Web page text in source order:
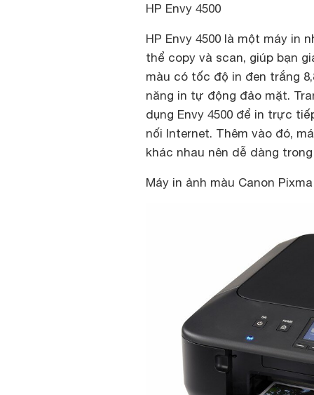
HP Envy 4500
HP Envy 4500 là một máy in
thể copy và scan, giúp bạn
màu có tốc độ in đen trắng
năng in tự động đảo mặt.
dụng Envy 4500 để in trực
nối Internet. Thêm vào đó,
khác nhau nên dễ dàng
Máy in ảnh màu Canon Pixma